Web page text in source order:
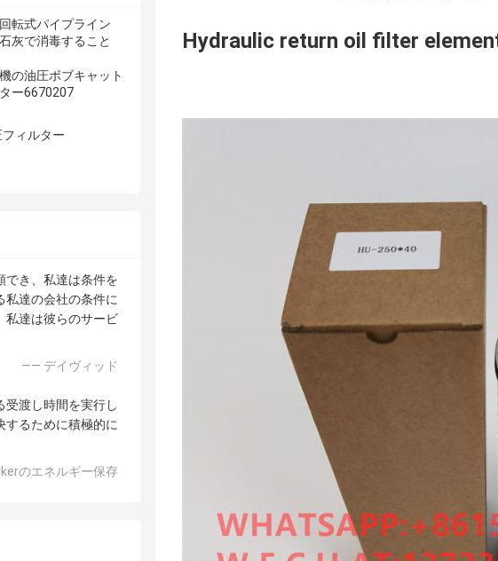
転式パイプライン
灰で消毒すること
の油圧ボブキャット
ー6670207
ィルター
でき、私達は条件を
私達の会社の条件に
私達は彼らのサービ
—— デイヴィッド
受渡し時間を実行し
するために積極的に
のエネルギー保存
Hydraulic return oil filter